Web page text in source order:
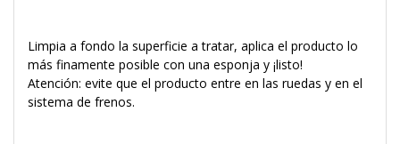
Limpia a fondo la superficie a tratar, aplica el producto lo
más finamente posible con una esponja y ¡listo!
Atención: evite que el producto entre en las ruedas y en el
sistema de frenos.